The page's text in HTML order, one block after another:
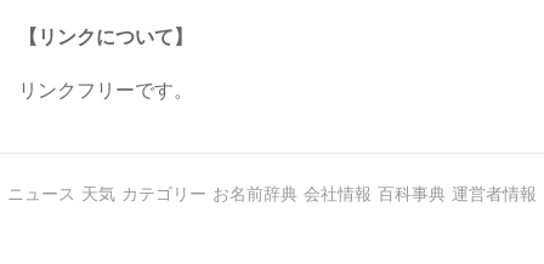
【リンクについて】
リンクフリーです。
ニュース 天気 カテゴリー お名前辞典 会社情報 百科事典 運営者情報